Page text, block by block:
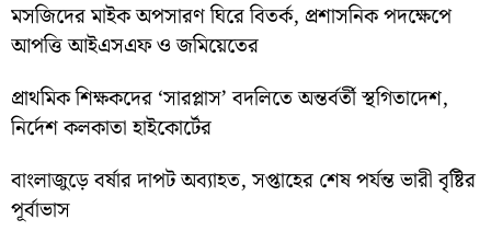
মসজিদের মাইক অপসারণ ঘিরে বিতর্ক, প্রশাসনিক পদক্ষেপে
আপত্তি আইএসএফ ও জমিয়েতের
প্রাথমিক শিক্ষকদের ‘সারপ্লাস’ বদলিতে অন্তর্বর্তী স্থগিতাদেশ,
নির্দেশ কলকাতা হাইকোর্টের
বাংলাজুড়ে বর্ষার দাপট অব্যাহত, সপ্তাহের শেষ পর্যন্ত ভারী বৃষ্টির
পূর্বাভাস